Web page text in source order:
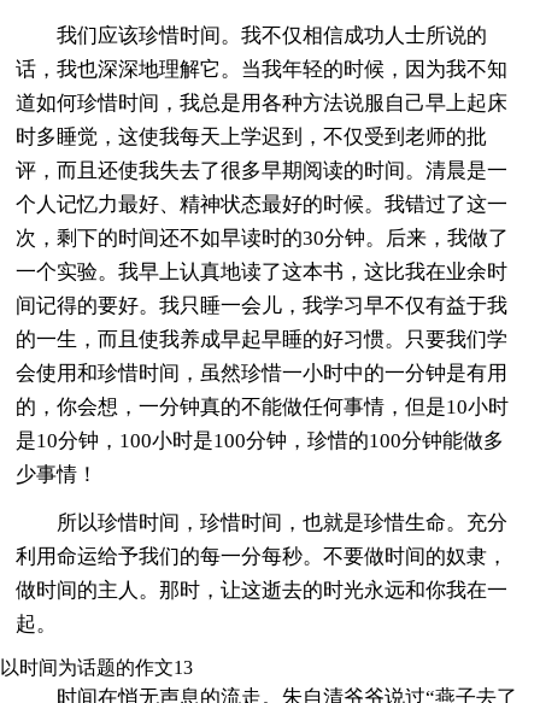
我们应该珍惜时间。我不仅相信成功人士所说的
话，我也深深地理解它。当我年轻的时候，因为我不知
道如何珍惜时间，我总是用各种方法说服自己早上起床
时多睡觉，这使我每天上学迟到，不仅受到老师的批
评，而且还使我失去了很多早期阅读的时间。清晨是一
个人记忆力最好、精神状态最好的时候。我错过了这一
次，剩下的时间还不如早读时的30分钟。后来，我做了
一个实验。我早上认真地读了这本书，这比我在业余时
间记得的要好。我只睡一会儿，我学习早不仅有益于我
的一生，而且使我养成早起早睡的好习惯。只要我们学
会使用和珍惜时间，虽然珍惜一小时中的一分钟是有用
的，你会想，一分钟真的不能做任何事情，但是10小时
是10分钟，100小时是100分钟，珍惜的100分钟能做多
少事情！
所以珍惜时间，珍惜时间，也就是珍惜生命。充分
利用命运给予我们的每一分每秒。不要做时间的奴隶，
做时间的主人。那时，让这逝去的时光永远和你我在一
起。
以时间为话题的作文13
时间在悄无声息的流走。朱自清爷爷说过“燕子去了